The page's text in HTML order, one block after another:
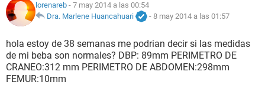
NUTRICIÓN
BIENESTAR
SEXUALIDAD
lorenareb - 7 may 2014 a las 00:54
Dra. Marlene Huancahuari
- 8 may 2014 a las 01:57
hola estoy de 38 semanas me podrian decir si las medidas
de mi beba son normales? DBP: 89mm PERIMETRO DE
CRANEO:312 mm PERIMETRO DE ABDOMEN:298mm
FEMUR:10mm